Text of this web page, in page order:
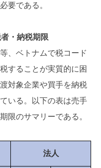
要である。
・納税期限
、ベトナムで税コード
することが実質的に困
対象企業や買手を納税
いる。以下の表は売手
限のサマリーである。
法人